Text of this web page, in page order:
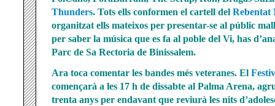
Thunders. Tots ells conformen el cartell del Rebentat
organitzat ells mateixos per presentar-se al públic
per saber la música que es fa al poble del Vi, has
Parc de Sa Rectoria de Binissalem.
Ara toca comentar les bandes més veteranes. El
començarà a les 17 h de dissabte al Palma Arena,
trenta anys per endavant que reviurà les nits